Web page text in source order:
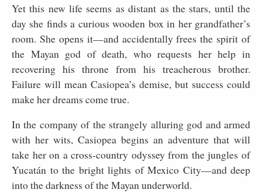
Yet this new life seems as distant as the stars, until the
day she finds a curious wooden box in her grandfather’s
room. She opens it—and accidentally frees the spirit of
the Mayan god of death, who requests her help in
recovering his throne from his treacherous brother.
Failure will mean Casiopea’s demise, but success could
make her dreams come true.
In the company of the strangely alluring god and armed
with her wits, Casiopea begins an adventure that will
take her on a cross-country odyssey from the jungles of
Yucatán to the bright lights of Mexico City—and deep
into the darkness of the Mayan underworld.